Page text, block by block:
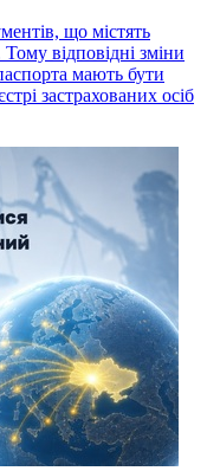
що містять
відповідні зміни
мають бути
застрахованих осіб